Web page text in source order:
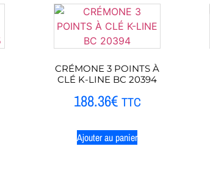
CRÉMONE 3 POINTS À
CLÉ K-LINE BC 20394
188.36€ TTC
Ajouter au panier